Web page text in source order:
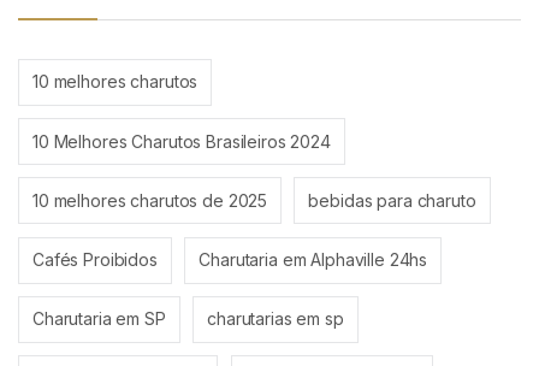
10 melhores charutos
10 Melhores Charutos Brasileiros 2024
10 melhores charutos de 2025 bebidas para charuto
Cafés Proibidos Charutaria em Alphaville 24hs
Charutaria em SP charutarias em sp